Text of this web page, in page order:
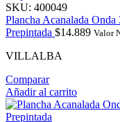
SKU: 400049
Plancha Acanalada
Prepintada $14.889 Valor
VILLALBA
Comparar
Añadir al carrito